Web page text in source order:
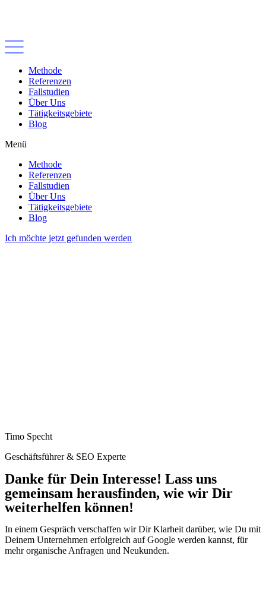
Methode
Referenzen
Fallstudien
Über Uns
Tätigkeitsgebiete
Blog
Menü
Methode
Referenzen
Fallstudien
Über Uns
Tätigkeitsgebiete
Blog
Ich möchte jetzt gefunden werden
Timo Specht
Geschäftsführer & SEO Experte
Danke für Dein Interesse! Lass uns
gemeinsam herausfinden, wie wir Dir
weiterhelfen können!
In einem Gespräch verschaffen wir Dir Klarheit darüber, wie Du mit
Deinem Unternehmen erfolgreich auf Google werden kannst, für
mehr organische Anfragen und Neukunden.